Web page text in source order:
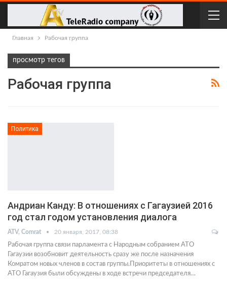
Главная Рабочая группа
просмотр тегов
Рабочая группа
Политика
Андриан Канду: В отношениях с Гагаузией 2016
год стал годом установления диалога
ATV, Comrat 20 января, 2017, 08:38
Рабочая группа связи парламента с Народным собранием АТО
Гагаузии возобновит деятельность сразу же после назначения
Комратом новых членов в состав группы.Приоритеты в отношениях с
АТО Гагаузия были обсуждены в ходе встречи председателя…